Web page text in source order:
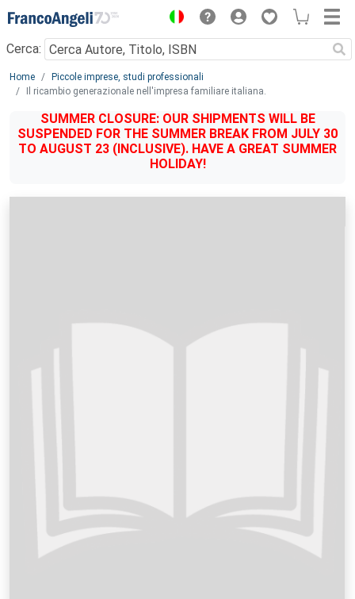
Menu
Cerca:
Main content
Home
Piccole imprese, studi professionali
Il ricambio generazionale nell'impresa familiare italiana.
SUMMER CLOSURE: OUR SHIPMENTS WILL BE
SUSPENDED FOR THE SUMMER BREAK FROM JULY 30
TO AUGUST 23 (INCLUSIVE). HAVE A GREAT SUMMER
HOLIDAY!